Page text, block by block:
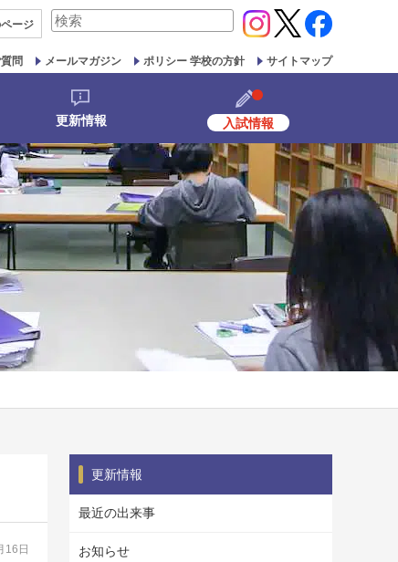
ページ
検
対
象:
問 メールマガジン ポリシー 学校の方針 サイトマップ
更新情報 入試情報
16日
更新情報
最近の出来事
お知らせ